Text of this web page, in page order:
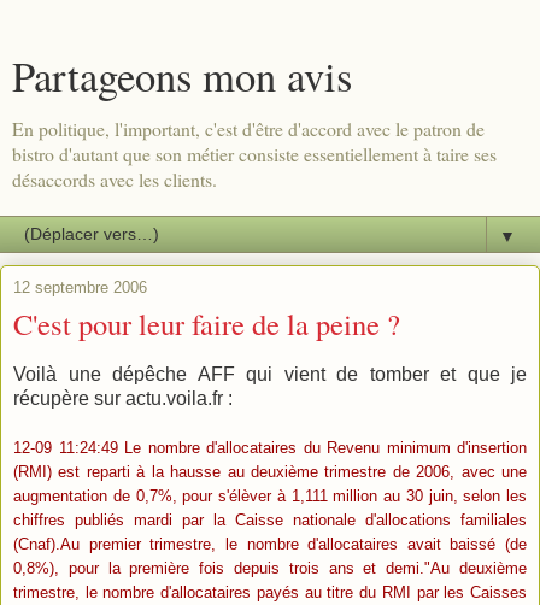
Partageons mon avis
En politique, l'important, c'est d'être d'accord avec le patron de
bistro d'autant que son métier consiste essentiellement à taire ses
désaccords avec les clients.
▼
12 septembre 2006
C'est pour leur faire de la peine ?
Voilà une dépêche AFF qui vient de tomber et que je
récupère sur actu.voila.fr :
12-09 11:24:49 Le nombre d'allocataires du Revenu minimum d'insertion
(RMI) est reparti à la hausse au deuxième trimestre de 2006, avec une
augmentation de 0,7%, pour s'élèver à 1,111 million au 30 juin, selon les
chiffres publiés mardi par la Caisse nationale d'allocations familiales
(Cnaf).Au premier trimestre, le nombre d'allocataires avait baissé (de
0,8%), pour la première fois depuis trois ans et demi."Au deuxième
trimestre, le nombre d'allocataires payés au titre du RMI par les Caisses